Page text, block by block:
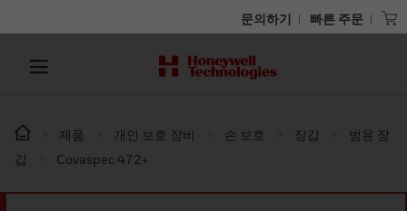
문의하기 빠른 주문
제품 개인 보호 장비 손 보호 장갑
범용 장
갑
Covaspec 472+